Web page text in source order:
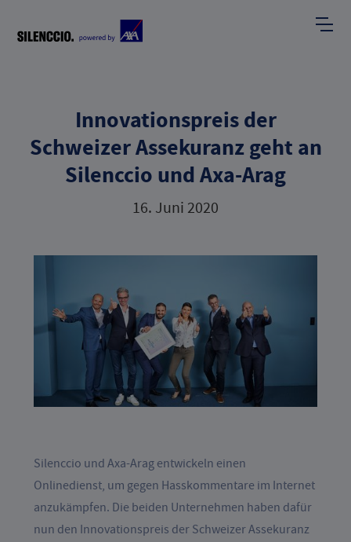
Innovationspreis der
Schweizer Assekuranz geht an
Silenccio und Axa-Arag
16. Juni 2020
Silenccio und Axa-Arag entwickeln einen
Onlinedienst, um gegen Hasskommentare im Internet
anzukämpfen. Die beiden Unternehmen haben dafür
nun den Innovationspreis der Schweizer Assekuranz